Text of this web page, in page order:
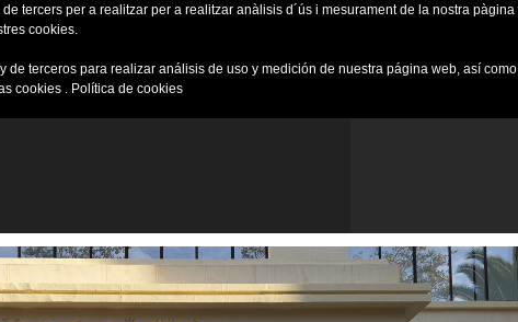
tercers per a realitzar per a realitzar anàlisis d´ús i mesurament de la nostra
cookies.
terceros para realizar análisis de uso y medición de nuestra página web, así
cookies . Política de cookies